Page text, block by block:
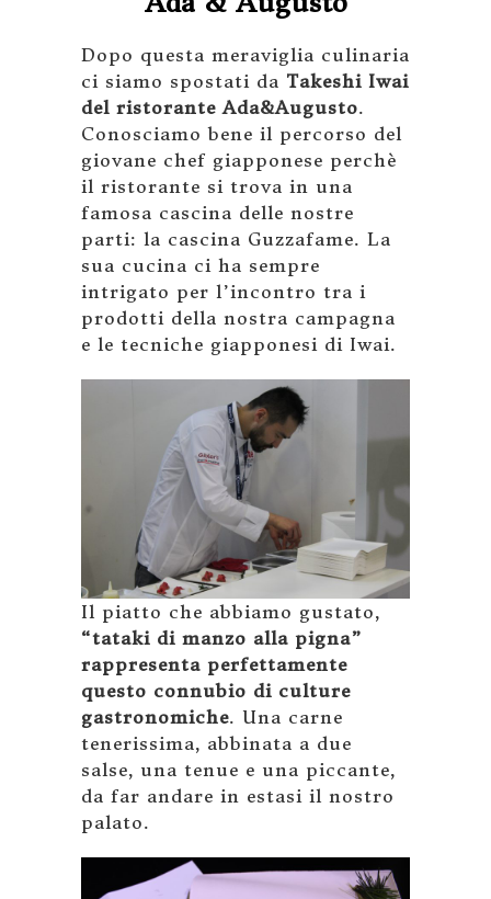
Dopo questa meraviglia culinaria
ci siamo spostati da Takeshi Iwai
del ristorante Ada&Augusto.
Conosciamo bene il percorso del
giovane chef giapponese perchè
il ristorante si trova in una
famosa cascina delle nostre
parti: la cascina Guzzafame. La
sua cucina ci ha sempre
intrigato per l’incontro tra i
prodotti della nostra campagna
e le tecniche giapponesi di Iwai.
Il piatto che abbiamo gustato,
“tataki di manzo alla pigna”
rappresenta perfettamente
questo connubio di culture
gastronomiche. Una carne
tenerissima, abbinata a due
salse, una tenue e una piccante,
da far andare in estasi il nostro
palato.